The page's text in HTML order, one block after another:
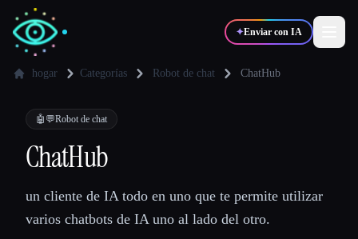
✦Enviar con IA
✍️Escritores
💻
🎓Estudiantes 🎬Creadores
hogar Categorías Robot de chat ChatHub
🤖💬Robot de chat
ChatHub
un cliente de IA todo en uno que te permite utilizar
varios chatbots de IA uno al lado del otro.